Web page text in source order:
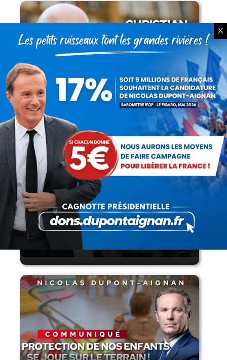
Lorsque tout flambe et que l’État
s’affaisse.
Zinedine Zidane, le retour du héros : la
France confie son destin à sa plus grande
légende
X